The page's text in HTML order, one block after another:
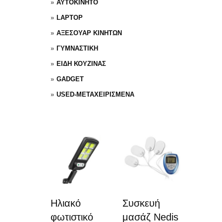
ΑΥΤΟΚΙΝΗΤΟ
LAPTOP
ΑΞΕΣΟΥΑΡ ΚΙΝΗΤΩΝ
ΓΥΜΝΑΣΤΙΚΗ
ΕΙΔΗ ΚΟΥΖΙΝΑΣ
GADGET
USED-ΜΕΤΑΧΕΙΡΙΣΜΕΝΑ
Ηλιακό
φωτιστικό
Συσκευή
μασάζ Nedis